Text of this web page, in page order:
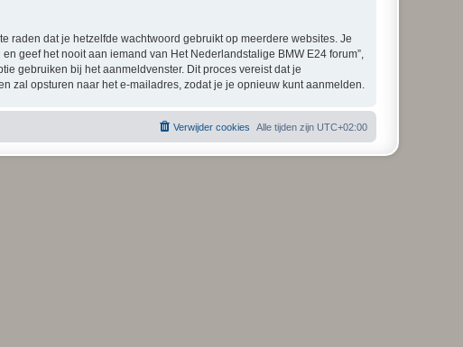
raden dat je hetzelfde wachtwoord gebruikt op meerdere websites. Je
geef het nooit aan iemand van Het Nederlandstalige BMW E24 forum”,
gebruiken bij het aanmeldvenster. Dit proces vereist dat je
zal opsturen naar het e-mailadres, zodat je je opnieuw kunt aanmelden.
Alle tijden zijn UTC+02:00
Verwijder cookies